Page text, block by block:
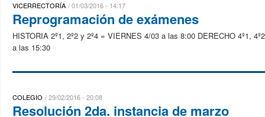
VICERRECTORÍA 01/03/2016 - 14:17
Reprogramación de exámenes
HISTORIA 2º1, 2º2 y 2º4 = VIERNES 4/03 a las 8:00 DERECHO 4º1,
a las 15:30
COLEGIO 29/02/2016 - 20:08
Resolución 2da. instancia de marzo